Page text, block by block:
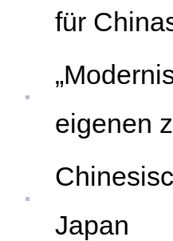
für
eigenen
Japan